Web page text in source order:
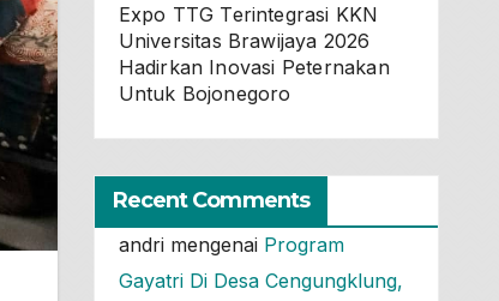
Expo TTG Terintegrasi KKN
Universitas Brawijaya 2026
Hadirkan Inovasi Peternakan
Untuk Bojonegoro
Recent Comments
andrimengenai Program
Gayatri Di Desa Cengungklung,